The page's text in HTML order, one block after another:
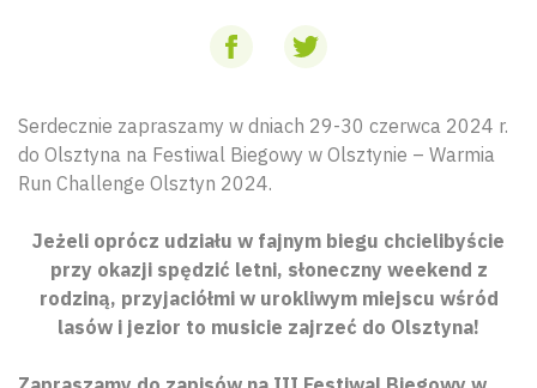
Serdecznie zapraszamy w dniach 29-30 czerwca 2024 r.
do Olsztyna na Festiwal Biegowy w Olsztynie – Warmia
Run Challenge Olsztyn 2024.
Jeżeli oprócz udziału w fajnym biegu chcielibyście
przy okazji spędzić letni, słoneczny weekend z
rodziną, przyjaciółmi w urokliwym miejscu wśród
lasów i jezior to musicie zajrzeć do Olsztyna!